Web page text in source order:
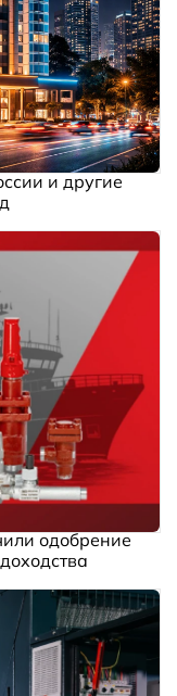
и другие
одобрение